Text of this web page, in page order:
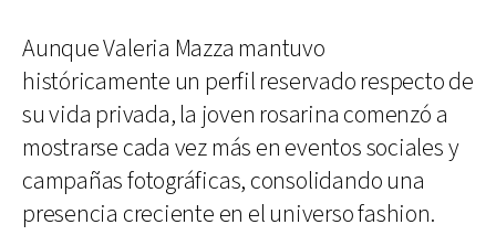
Aunque Valeria Mazza mantuvo
históricamente un perfil reservado respecto de
su vida privada, la joven rosarina comenzó a
mostrarse cada vez más en eventos sociales y
campañas fotográficas, consolidando una
presencia creciente en el universo fashion.